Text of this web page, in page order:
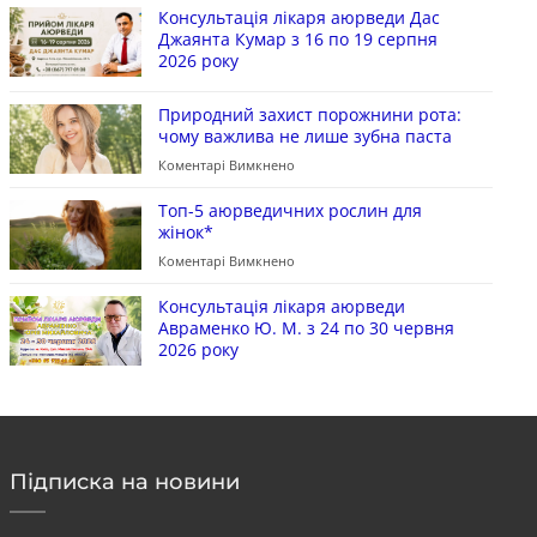
Консультація лікаря аюрведи Дас
Джаянта Кумар з 16 по 19 серпня
2026 року
Природний захист порожнини рота:
чому важлива не лише зубна паста
Коментарі Вимкнено
Топ-5 аюрведичних рослин для
жінок*
Коментарі Вимкнено
Консультація лікаря аюрведи
Авраменко Ю. М. з 24 по 30 червня
2026 року
Підписка на новини